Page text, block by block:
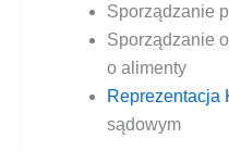
Spo­rzą­dza­nie
Spo­rzą­dza­nie
o alimenty
Repre­zen­ta­cja
sądowym